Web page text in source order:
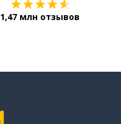
1,47 млн отзывов